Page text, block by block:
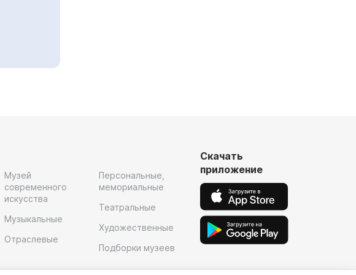
Музей
современного
искусства
Музыкальные
Отраслевые
Персональные,
мемориальные
Театральные
Художественные
Подборки музеев
Скачать
приложение